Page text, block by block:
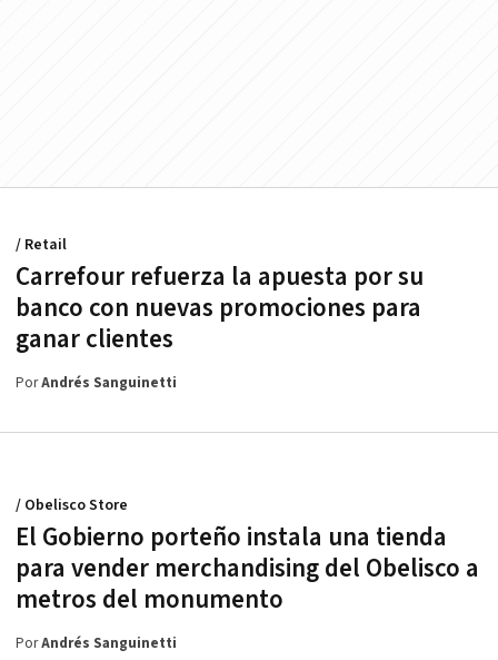
Carrefour refuerza la apuesta por su
banco con nuevas promociones para
ganar clientes
/ Retail
PorAndrés Sanguinetti
El Gobierno porteño instala una tienda
para vender merchandising del Obelisco a
metros del monumento
/ Obelisco Store
PorAndrés Sanguinetti